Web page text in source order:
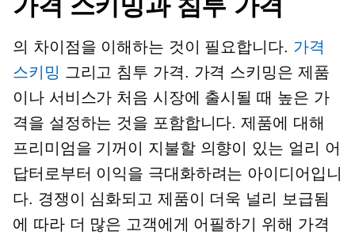
의 차이점을 이해하는 것이 필요합니다. 가격
스키밍 그리고 침투 가격. 가격 스키밍은 제품
이나 서비스가 처음 시장에 출시될 때 높은 가
격을 설정하는 것을 포함합니다. 제품에 대해
프리미엄을 기꺼이 지불할 의향이 있는 얼리 어
답터로부터 이익을 극대화하려는 아이디어입니
다. 경쟁이 심화되고 제품이 더욱 널리 보급됨
에 따라 더 많은 고객에게 어필하기 위해 가격